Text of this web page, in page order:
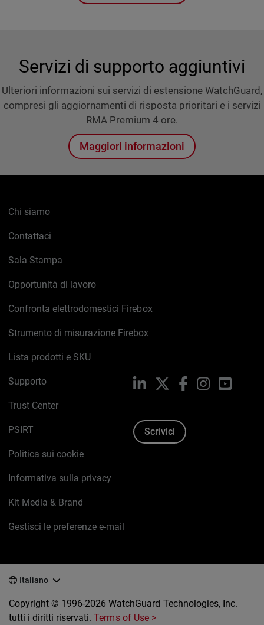
Servizi di supporto aggiuntivi
Ulteriori informazioni sui servizi di estensione WatchGuard,
compresi gli aggiornamenti di risposta prioritari e i servizi
RMA Premium 4 ore.
Maggiori informazioni
Chi siamo
Contattaci
Sala Stampa
Opportunità di lavoro
Confronta elettrodomestici Firebox
Strumento di misurazione Firebox
Lista prodotti e SKU
Supporto
Trust Center
PSIRT
Politica sui cookie
Informativa sulla privacy
Kit Media & Brand
Gestisci le preferenze e-mail
LinkedIn FacebookInstagram
Scrivici
Italiano
Copyright © 1996-2026 WatchGuard Technologies, Inc.
tutti i diritti riservati.Terms of Use >